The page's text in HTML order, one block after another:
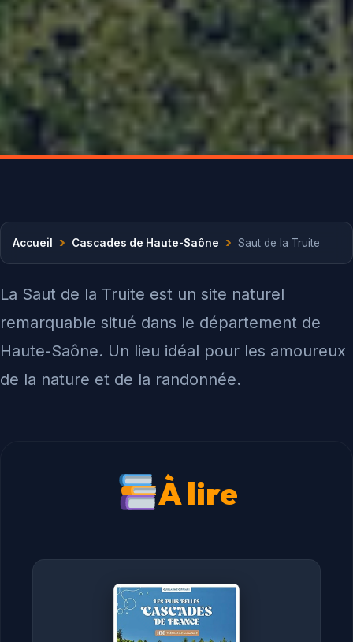
Accueil › Cascades de Haute-Saône › Saut de la Truite
La Saut de la Truite est un site naturel
remarquable situé dans le département de
Haute-Saône. Un lieu idéal pour les amoureux
de la nature et de la randonnée.
À lire